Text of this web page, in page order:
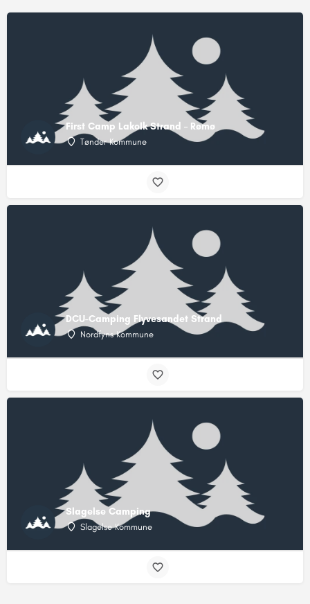
First Camp Lakolk Strand – Rømø
Tønder Kommune
DCU-Camping Flyvesandet Strand
Nordfyns Kommune
Slagelse Camping
Slagelse Kommune